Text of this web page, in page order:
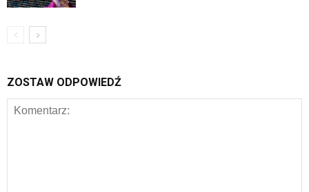
ZOSTAW ODPOWIEDŹ